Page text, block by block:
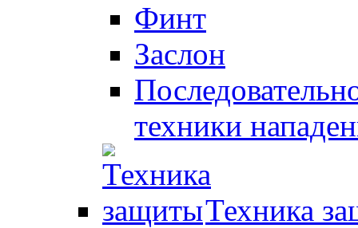
Финт
Заслон
техники
Техника